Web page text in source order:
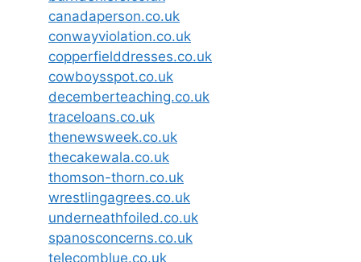
canadaperson.co.uk
conwayviolation.co.uk
copperfielddresses.co.uk
cowboysspot.co.uk
decemberteaching.co.uk
traceloans.co.uk
thenewsweek.co.uk
thecakewala.co.uk
thomson-thorn.co.uk
wrestlingagrees.co.uk
underneathfoiled.co.uk
spanosconcerns.co.uk
telecomblue.co.uk